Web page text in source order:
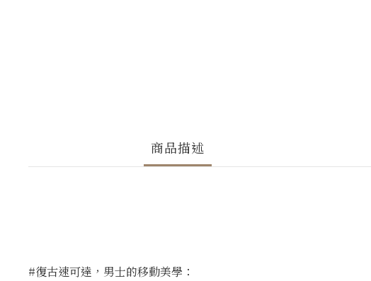
商品描述
#復古速可達，男士的移動美學：